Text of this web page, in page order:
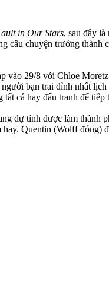
in Our Stars, sau đây
câu chuyện trưởng thành
vào 29/8 với Chloe
bạn trai đỉnh nhất
cả hay đấu tranh để tiếp
dự tính được làm thành
Quentin (Wolff đóng)